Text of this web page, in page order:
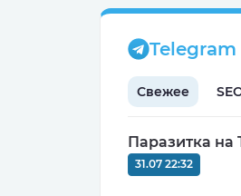
CPA
0
Свежее
Паразитка
31.07 22:32